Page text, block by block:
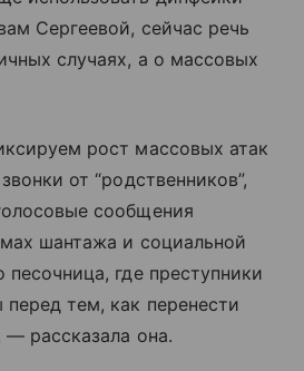
Сергеевой, сейчас речь
случаях, а о массовых
рост массовых атак
от “родственников”,
сообщения
шантажа и социальной
где преступники
тем, как перенести
— рассказала она.